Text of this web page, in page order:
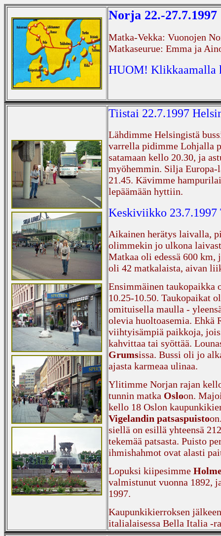
Norja 22.-27.7.1997
Matka-Vekka: Vuonojen
Matkaseurue: Emma ja
HUOM! Klikkaamalla
Tiistai 22.7.1997
Lähdimme Helsingistä
varrella pidimme Lohjalla
satamaan kello 20.30, ja
myöhemmin. Silja
21.45. Kävimme
lepäämään hyttiin.
Keskiviikko
Aikainen herätys laivalla,
olimmekin jo ulkona
Matkaa oli edessä 600 km,
oli 42 matkalaista, aivan
Ensimmäinen taukopaikka
10.25-10.50. Taukopaikat
omituisella maulla -
olevia huoltoasemia. Ehkä
viihtyisämpiä paikkoja,
kahvittaa tai syöttää.
Grumsissa. Bussi oli jo
ajasta karmeaa ulinaa.
Ylitimme Norjan rajan
tunnin matka Osloon.
kello 18 Oslon
Vigelandin patsaspuisto
siellä on esillä yhteensä
tekemää patsasta. Puisto
ihmishahmot ovat alasti
Lopuksi kiipesimme
valmistunut vuonna 1892,
1997.
Kaupunkikierroksen
italialaisessa Bella Italia -